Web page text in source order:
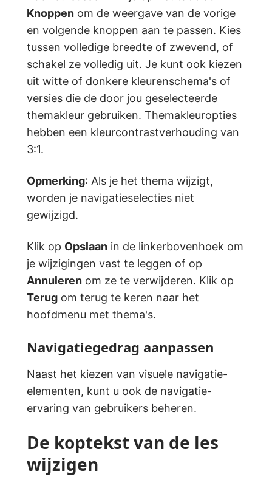
Knoppen om de weergave van de vorige
en volgende knoppen aan te passen. Kies
tussen volledige breedte of zwevend, of
schakel ze volledig uit. Je kunt ook kiezen
uit witte of donkere kleurenschema's of
versies die de door jou geselecteerde
themakleur gebruiken. Themakleuropties
hebben een kleurcontrastverhouding van
3:1.
Opmerking: Als je het thema wijzigt,
worden je navigatieselecties niet
gewijzigd.
Klik op Opslaan in de linkerbovenhoek om
je wijzigingen vast te leggen of op
Annuleren om ze te verwijderen. Klik op
Terug om terug te keren naar het
hoofdmenu met thema's.
Navigatiegedrag aanpassen
Naast het kiezen van visuele navigatie-
elementen, kunt u ook de navigatie-
ervaring van gebruikers beheren.
De koptekst van de les
wijzigen